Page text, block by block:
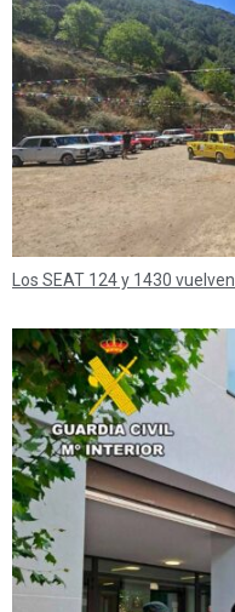
Los SEAT 124 y 1430